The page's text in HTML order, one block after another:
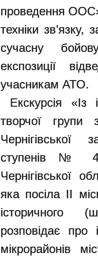
проведення
техніки зв’язку,
сучасну
експозиції
учасникам АТО.
Екскурсія «Із
творчої групи
Чернігівської
ступенів № 4
Чернігівської
яка посіла II
історичного
розповідає про
мікрорайонів